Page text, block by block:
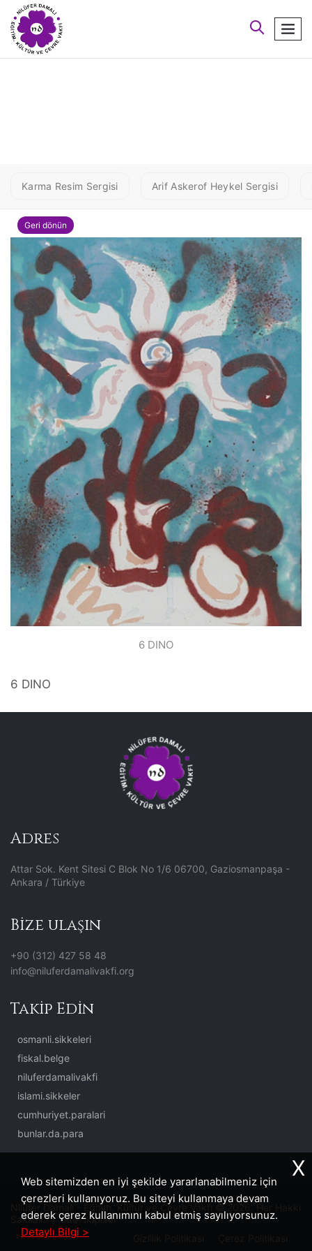
arayın
Karma Resim Sergisi Arif Askerof Heykel Sergisi
Geri dönün
6 DINO
6 DINO
Adres
Attar Sok. Kent Sitesi C Blok No 1/6 06700, Gaziosmanpaşa -
Ankara / Türkiye
Bize ulaşın
+90 (312) 427 58 48
info@niluferdamalivakfi.org
Takip Edin
osmanli.sikkeleri
fiskal.belge
niluferdamalivakfi
islami.sikkeler
cumhuriyet.paralari
bunlar.da.para
Nilüfer Damalı - Eğitim, Kültür ve Çevre Vakfı © 2026. Her Hakkı
Saklıdır. | Site:İkipixel
Web sitemizden en iyi şekilde yararlanabilmeniz için
çerezleri kullanıyoruz. Bu siteyi kullanmaya devam
ederek çerez kullanımını kabul etmiş sayılıyorsunuz.
Detaylı Bilgi >
X